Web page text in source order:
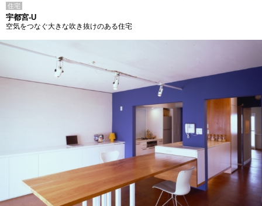
住宅
宇都宮-U
空気をつなぐ大きな吹き抜けのある住宅